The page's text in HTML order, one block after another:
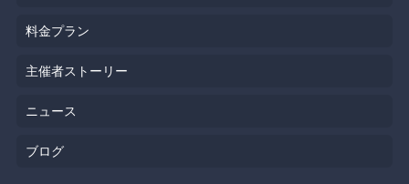
料金プラン
主催者ストーリー
ニュース
ブログ